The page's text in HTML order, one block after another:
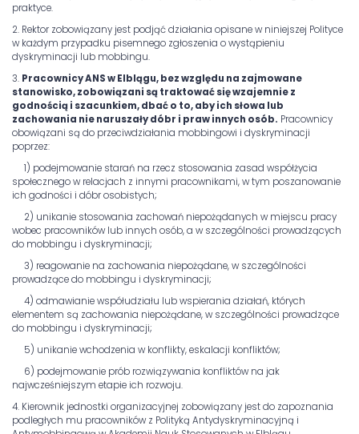
praktyce.
2. Rektor zobowiązany jest podjąć działania opisane w niniejszej Polityce
w każdym przypadku pisemnego zgłoszenia o wystąpieniu
dyskryminacji lub mobbingu.
3. Pracownicy ANS w Elblągu, bez względu na zajmowane
stanowisko, zobowiązani są traktować się wzajemnie z
godnością i szacunkiem, dbać o to, aby ich słowa lub
zachowania nie naruszały dóbr i praw innych osób. Pracownicy
obowiązani są do przeciwdziałania mobbingowi i dyskryminacji
poprzez:
1) podejmowanie starań na rzecz stosowania zasad współżycia
społecznego w relacjach z innymi pracownikami, w tym poszanowanie
ich godności i dóbr osobistych;
2) unikanie stosowania zachowań niepożądanych w miejscu pracy
wobec pracowników lub innych osób, a w szczególności prowadzących
do mobbingu i dyskryminacji;
3) reagowanie na zachowania niepożądane, w szczególności
prowadzące do mobbingu i dyskryminacji;
4) odmawianie współudziału lub wspierania działań, których
elementem są zachowania niepożądane, w szczególności prowadzące
do mobbingu i dyskryminacji;
5) unikanie wchodzenia w konflikty, eskalacji konfliktów;
6) podejmowanie prób rozwiązywania konfliktów na jak
najwcześniejszym etapie ich rozwoju.
4. Kierownik jednostki organizacyjnej zobowiązany jest do zapoznania
podległych mu pracowników z Polityką Antydyskryminacyjną i